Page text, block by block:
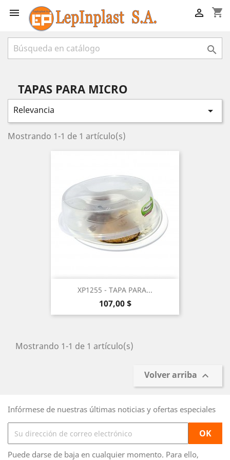
 shopping_cart


TAPAS PARA MICRO
Relevancia 
Mostrando 1-1 de 1 artículo(s)
XP1255 - TAPA PARA...
Precio
107,00 $
Mostrando 1-1 de 1 artículo(s)
Volver arriba 
Infórmese de nuestras últimas noticias y ofertas especiales
Puede darse de baja en cualquier momento. Para ello,